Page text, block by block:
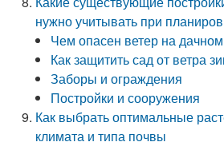
нужно учитывать при
Чем опасен ветер на дачном
Как защитить сад от ветра
Заборы и ограждения
Постройки и сооружения
Как выбрать оптимальные
климата и типа почвы